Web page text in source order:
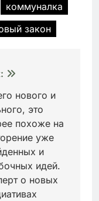
коммуналка
закон
нового и
это
похоже на
уже
и
идей.
о новых